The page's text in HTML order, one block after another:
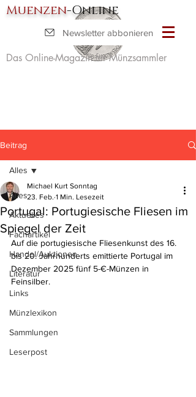
Muenzen-Online
Das Online-Magazin für Münzsammler
Newsletter abbonieren
Beitrag
Alles
Aktuelles
Fachartikel
Handel/Auktionen
Literatur
Links
Münzlexikon
Sammlungen
Leserpost
Alles
Portugal: Portugiesische Fliesen im
Spiegel der Zeit
Michael Kurt Sonntag
23. Feb. 1 Min. Lesezeit
Auf die portugiesische Fliesenkunst des 16.
bis 20. Jahrhunderts emittierte Portugal im
Dezember 2025 fünf 5-€-Münzen in
Feinsilber.